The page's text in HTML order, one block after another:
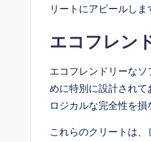
リートにアピールしま
エコフレン
エコフレンドリーな
めに特別に設計され
ロジカルな完全性を
これらのクリートは